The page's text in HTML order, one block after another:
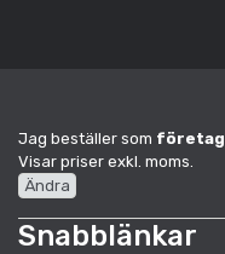
Jag beställer som företag
Visar priser exkl. moms.
Ändra
Snabblänkar